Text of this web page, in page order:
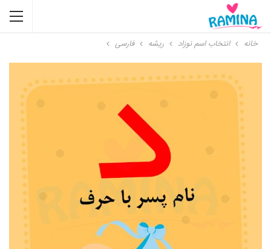
خانه انتخاب اسم نوزاد ریشه فارسی